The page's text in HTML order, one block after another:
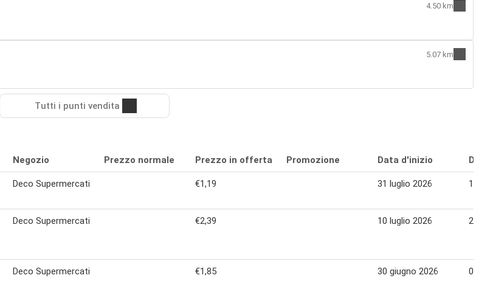
4.50 km
5.07 km
Tutti i punti vendita
Negozio Prezzo normale Prezzo in offerta Promozione Data d'inizio Data
Deco Supermercati €1,19 31 luglio 2026 10
Deco Supermercati €2,39 10 luglio 2026 20
Deco Supermercati €1,85 30 giugno 2026 09